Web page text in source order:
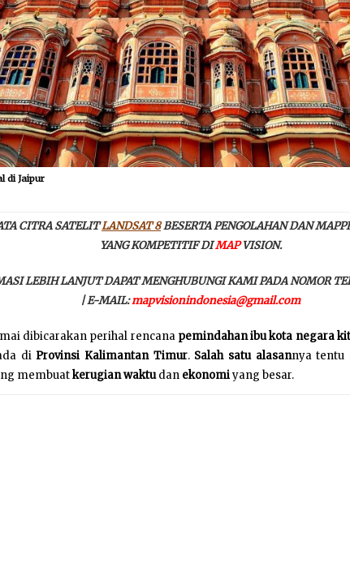
di Jaipur
CITRA SATELITLANDSAT 8BESERTA PENGOLAHAN DAN
YANG KOMPETITIF DIMAPVISION.
LEBIH LANJUT DAPAT MENGHUBUNGI KAMI PADA NOMOR
| E-MAIL:mapvisionindonesia@gmail.com
dibicarakan perihal rencana pemindahan ibu kota negara
di Provinsi Kalimantan Timur. Salah satu alasannya tentu
membuatkerugian waktudan ekonomiyang besar.